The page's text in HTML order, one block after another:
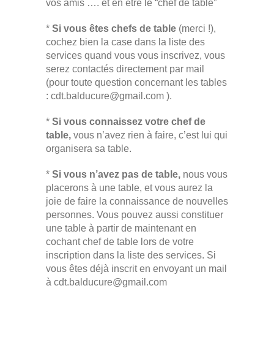
vos amis …. et en être le “chef de table”
*Si vous êtes chefs de table(merci !),
cochez bien la case dans la liste des
services quand vous vous inscrivez, vous
serez contactés directement par mail
(pour toute question concernant les tables
: cdt.balducure@gmail.com ).
* Si vous connaissez votre chef de
table,vous n’avez rien à faire, c’est lui qui
organisera sa table.
* Si vous n’avez pas de table,nous vous
placerons à une table, et vous aurez la
joie de faire la connaissance de nouvelles
personnes. Vous pouvez aussi constituer
une table à partir de maintenant en
cochant chef de table lors de votre
inscription dans la liste des services. Si
vous êtes déjà inscrit en envoyant un mail
à cdt.balducure@gmail.com